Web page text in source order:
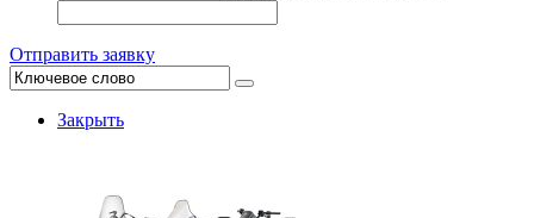
Отправить заявку
Закрыть